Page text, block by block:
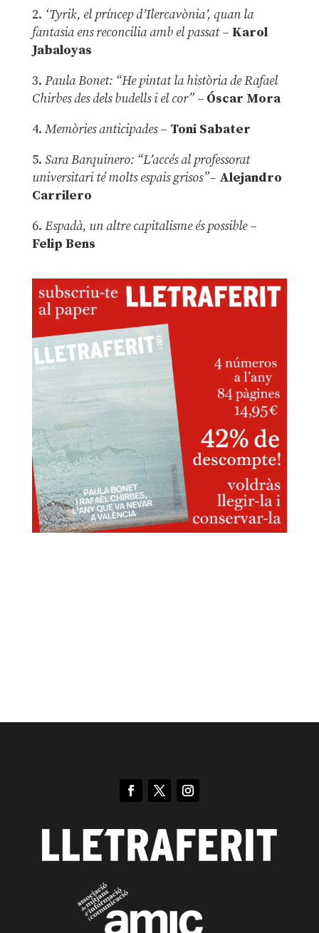
2. ‘Tyrik, el príncep d’Ilercavònia’, quan la
fantasia ens reconcilia amb el passat– Karol
Jabaloyas
3. Paula Bonet: “He pintat la història de Rafael
Chirbes des dels budells i el cor” –Óscar Mora
4. Memòries anticipades– Toni Sabater
5. Sara Barquinero: “L’accés al professorat
universitari té molts espais grisos”– Alejandro
Carrilero
6. Espadà, un altre capitalisme és possible –
Felip Bens